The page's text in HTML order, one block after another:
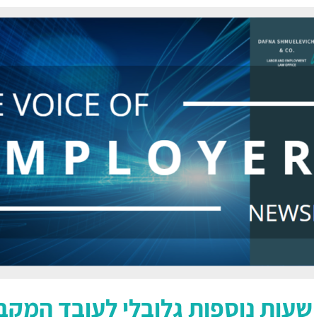
נוספות גלובלי לעובד